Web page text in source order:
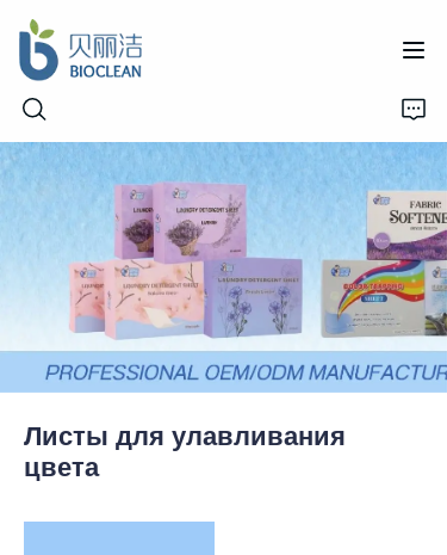
Листы для улавливания
цвета
Products
About Us
News